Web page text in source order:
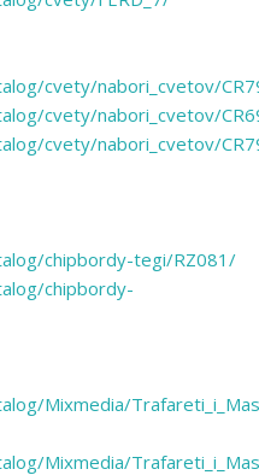
cvety/nabori_cvetov/
cvety/nabori_cvetov/
cvety/nabori_cvetov/
chipbordy-tegi/RZ081/
chipbordy-
Mixmedia/
Mixmedia/